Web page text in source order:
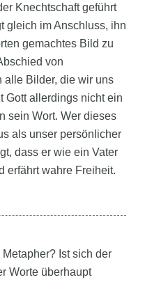
Knechtschaft geführt
gleich im Anschluss, ihn
gemachtes Bild zu
von
alle Bilder, die wir uns
Gott allerdings nicht ein
sein Wort. Wer dieses
als unser persönlicher
dass er wie ein Vater
erfährt wahre Freiheit.
Ist sich der
Worte überhaupt